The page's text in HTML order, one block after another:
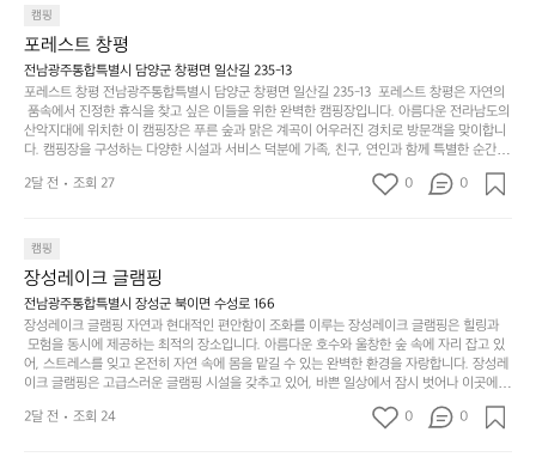
다.
그
럴
때
는
차
을
가
려
보
세
요.
고
다
니
고
싶
어
는
크
기,
무
게,
하
지
않
은
디
자
웃
도
어
의
경
무
좋
네
요
이
이
라
고
해
야
하
함께 좋은 시간을 보낼 수 있다는 것입니다. 또한, 하이글루 인근에는 다양한 트레킹 코스와
자전거 도로가 있어 아웃도어 활동을 좋아하는 이들에게 더욱 참조할 만한 장소가 됩니다.
담양의 아름다운 자연과 함께, 건강한 레저 활동을 즐기며 행복한 캠핑 경험을 쌓으실 수 있
습니다. 하이글루에서 특별한 순간을 만끽해보세요. 따뜻한 햇살과 함께하는 아침, 상징적인
담양의 죽녹원과 함께 어우러진 저녁, 그리고 고요한 밤하늘 아래에서 별을 바라보며 나누는
이야기들은 여러분의 캠핑 여행을 더욱 특별하게 만들어 줄 것입니다.  인기 정도: ★★★★
★
캠핑
포레스트 창평
전남광주통합특별시 담양군 창평면 일산길 235-13
포레스트 창평 전남광주통합특별시 담양군 창평면 일산길 235-13  포레스트 창평은 자연의
품속에서 진정한 휴식을 찾고 싶은 이들을 위한 완벽한 캠핑장입니다. 아름다운 전라남도의
산악지대에 위치한 이 캠핑장은 푸른 숲과 맑은 계곡이 어우러진 경치로 방문객을 맞이합니
다. 캠핑장을 구성하는 다양한 시설과 서비스 덕분에 가족, 친구, 연인과 함께 특별한 순간을
만들어갈 수 있는 최적의 공간이 됩니다.  포레스트 창평은 주말마다 직접 재배한 신선한 농
산물을 제공하는 캠핑장으로, 현지에서만 느낄 수 있는 자연의 맛을 경험할 수 있습니다. 또
으며 깊은 숙면을 취할 수 있는 기회를 제공합니다.  이곳은 자연과의 완벽한 조화를 이루며,
다채로운 야외 활동을 제공합니다. 특히 어린이들은 안전하게 놀 수 있는 놀이시설이 마련
되어 있어 부모님들과 함께 즐거운 시간을 보낼 수 있습니다. 주변의 다양한 관광지와 먹거
리를 탐험하는 재미도 포레스트 창평의 매력 중 하나입니다.  또한, 캠핑장을 방문한 후 지속
적으로 재방문하는 이들이 많아 인기가 날로 상승하고 있습니다. 포레스트 창평은 단순한 캠
핑 그 이상을 제공하며, 자연을 사랑하는 모든 이들에게 꼭 한번 경험해봐야 할 장소로 자리
잡았습니다.  인기 정도: ★★★★★
2달 전 조회 27 0 0
캠핑
장성레이크 글램핑
전남광주통합특별시 장성군 북이면 수성로 166
장성레이크 글램핑 자연과 현대적인 편안함이 조화를 이루는 장성레이크 글램핑은 힐링과
모험을 동시에 제공하는 최적의 장소입니다. 아름다운 호수와 울창한 숲 속에 자리 잡고 있
어, 스트레스를 잊고 온전히 자연 속에 몸을 맡길 수 있는 완벽한 환경을 자랑합니다. 장성레
이크 글램핑은 고급스러운 글램핑 시설을 갖추고 있어, 바쁜 일상에서 잠시 벗어나 이곳에
오면 사치스러운 휴식이 가능해집니다. 독립된 텐트에서 제공되는 특별한 불멍 공간은 소중
한 사람과 함께 따뜻한 이야기를 나눌 수 있는 소중한 시간을 만들어 줍니다. 또한, 주변의 자
2달 전 조회 24 0 0